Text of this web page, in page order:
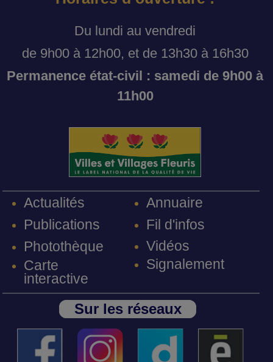
Du lundi au vendredi
de 9h00 à 12h00, et de 13h30 à 16h30
Permanence état-civil : samedi de 9h00 à
11h00
Actualités
Publications
Photothèque
Carte
interactive
Annuaire
Fil d'infos
Vidéos
Signalement
Sur les réseaux